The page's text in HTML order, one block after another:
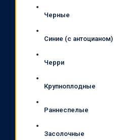
Черные
Синие (с антоцианом)
Черри
Крупноплодные
Раннеспелые
Засолочные